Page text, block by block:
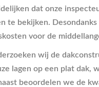
dat onze
te bekijken.
voor de
wij de
lagen op een plat dak,
beoordelen we de